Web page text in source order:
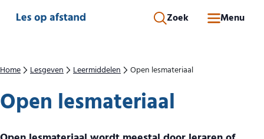
Direct naar inhoud
Zoek Menu
Home Lesgeven Leermiddelen Open lesmateriaal
Open lesmateriaal